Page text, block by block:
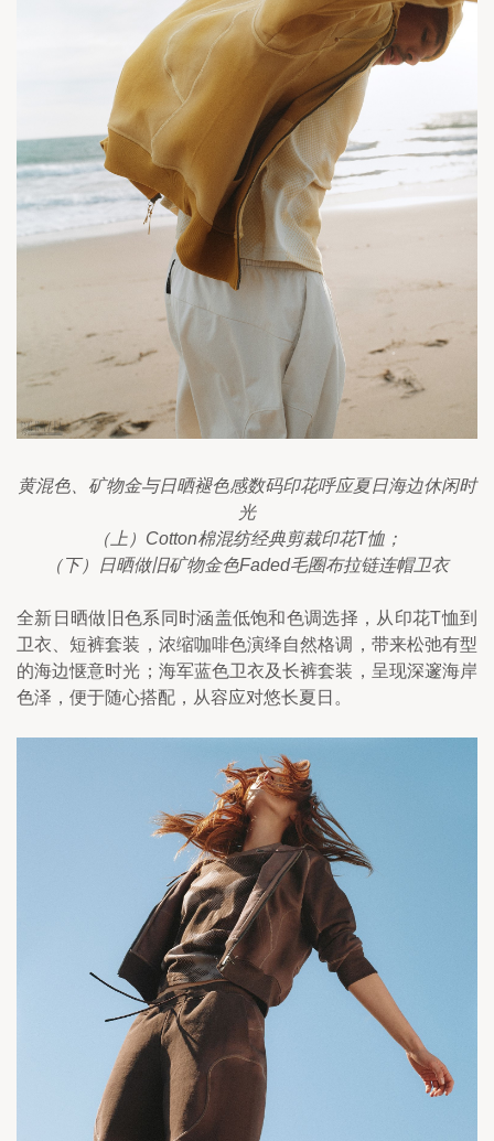
黄混色、矿物金与日晒褪色感数码印花呼应夏日海边休闲时
光
（上）Cotton棉混纺经典剪裁印花T恤；
（下）日晒做旧矿物金色Faded毛圈布拉链连帽卫衣
全新日晒做旧色系同时涵盖低饱和色调选择，从印花T恤到
卫衣、短裤套装，浓缩咖啡色演绎自然格调，带来松弛有型
的海边惬意时光；海军蓝色卫衣及长裤套装，呈现深邃海岸
色泽，便于随心搭配，从容应对悠长夏日。